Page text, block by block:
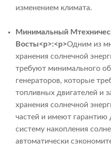
изменением климата.
Минимальный М
Восты<р>:<р>Одним из
хранения солнечной
требуют минимального
генераторов, которые
топливных двигателей и
хранения солнечной
частей и имеют гарантию
систему накопления
автоматически